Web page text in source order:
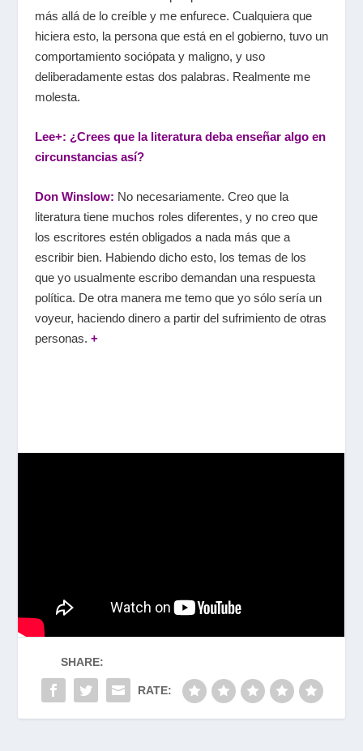
más allá de lo creíble y me enfurece. Cualquiera que
hiciera esto, la persona que está en el gobierno, tuvo un
comportamiento sociópata y maligno, y uso
deliberadamente estas dos palabras. Realmente me
molesta.
Lee+: ¿Crees que la literatura deba enseñar algo en
circunstancias así?
Don Winslow: No necesariamente. Creo que la
literatura tiene muchos roles diferentes, y no creo que
los escritores estén obligados a nada más que a
escribir bien. Habiendo dicho esto, los temas de los
que yo usualmente escribo demandan una respuesta
política. De otra manera me temo que yo sólo sería un
voyeur, haciendo dinero a partir del sufrimiento de otras
personas. +
SHARE:
RATE: